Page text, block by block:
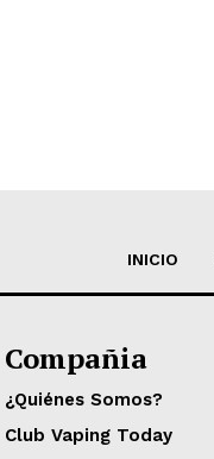
INICIO
Compañia
¿Quiénes Somos?
Club Vaping Today